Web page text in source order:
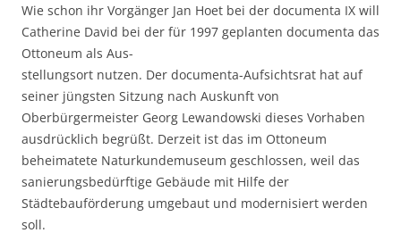
Wie schon ihr Vorgänger Jan Hoet bei der documenta IX will
Catherine David bei der für 1997 geplanten documenta das
Ottoneum als Aus-
stellungsort nutzen. Der documenta-Aufsichtsrat hat auf
seiner jüngsten Sitzung nach Auskunft von
Oberbürgermeister Georg Lewandowski dieses Vorhaben
ausdrücklich begrüßt. Derzeit ist das im Ottoneum
beheimatete Naturkundemuseum geschlossen, weil das
sanierungsbedürftige Gebäude mit Hilfe der
Städtebauförderung umgebaut und modernisiert werden
soll.